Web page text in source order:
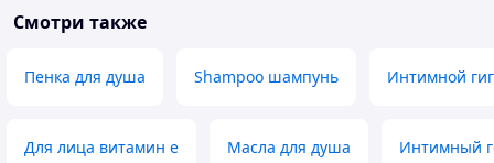
Смотри также
Пенка для душа Shampoo шампунь Интимной
Для лица витамин е Масла для душа Интимный